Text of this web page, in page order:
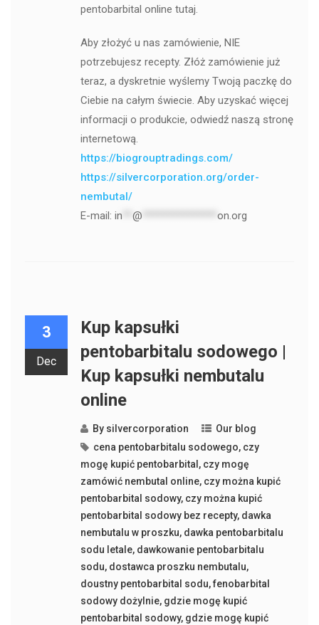
pentobarbital online tutaj.
Aby złożyć u nas zamówienie, NIE
potrzebujesz recepty. Złóż zamówienie już
teraz, a dyskretnie wyślemy Twoją paczkę do
Ciebie na całym świecie. Aby uzyskać więcej
informacji o produkcie, odwiedź naszą stronę
internetową.
https://biogrouptradings.com/
https://silvercorporation.org/order-
nembutal/
E-mail: in @ on.org
3
Dec
Kup kapsułki
pentobarbitalu sodowego |
Kup kapsułki nembutalu
online
By silvercorporation
Our blog
cena pentobarbitalu sodowego, czy
mogę kupić pentobarbital , czy mogę
zamówić nembutal online, czy można kupić
pentobarbital sodowy, czy można kupić
pentobarbital sodowy bez recepty, dawka
nembutalu w proszku, dawka pentobarbitalu
sodu letale, dawkowanie pentobarbitalu
sodu, dostawca proszku nembutalu,
doustny pentobarbital sodu,fenobarbital
sodowy dożylnie, gdzie mogę kupić
pentobarbital sodowy, gdzie mogę kupić